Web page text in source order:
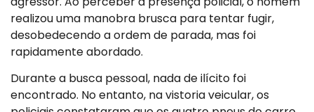
realizou uma manobra brusca para tentar fugir,
desobedecendo a ordem de parada, mas foi
rapidamente abordado.
Durante a busca pessoal, nada de ilícito foi
encontrado. No entanto, na vistoria veicular, os